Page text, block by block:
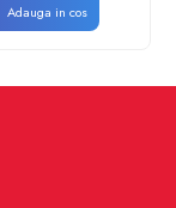
Adauga in cos